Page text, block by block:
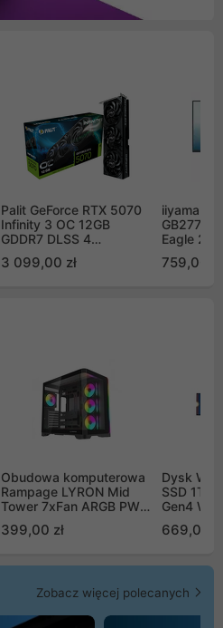
Palit GeForce RTX 5070
Infinity 3 OC 12GB
GDDR7 DLSS 4
GB2050S)
3 099,00 zł
iiyama G-
Eagle 27"
759,00 zł
Obudowa komputerowa
Rampage LYRON Mid
Tower 7xFan ARGB PWM
399,00 zł
Dysk WD
SSD 1TB
Gen4
669,00
Zobacz więcej polecanych